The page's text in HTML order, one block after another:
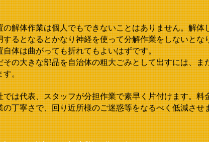
の解体作業は個人でもできないことはありません。解体
するとなるとかなり神経を使って分解作業をしないと
自体は曲がっても折れてもよいはずです。
その大きな部品を自治体の粗大ごみとして出すには、
す。
では代表、スタッフが分担作業で素早く片付けます。
の丁寧さで、回り近所様のご迷惑等をなるべく低減させ